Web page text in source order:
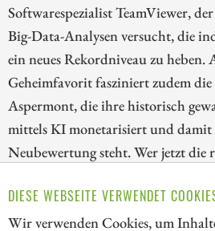
DIESE WEBSEITE VERWENDET
Wir verwenden Cookies, um
Softwarespezialist TeamViewer,
Big-Data-Analysen versucht, die
ein neues Rekordniveau zu heben.
Geheimfavorit fasziniert zudem
Aspermont, die ihre historisch
mittels KI monetarisiert und damit
Neubewertung steht. Wer jetzt die
niedrigen Einstieg zu interessanten
Kandidaten. Der Schlüssel liegt